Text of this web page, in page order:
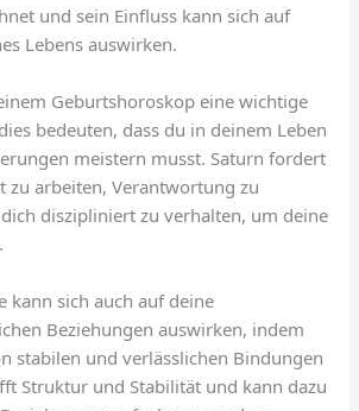
und sein Einfluss kann sich auf
Lebens auswirken.
Geburtshoroskop eine wichtige
bedeuten, dass du in deinem Leben
meistern musst. Saturn fordert
zu arbeiten, Verantwortung zu
diszipliniert zu verhalten, um deine
kann sich auch auf deine
Beziehungen auswirken, indem
stabilen und verlässlichen Bindungen
Struktur und Stabilität und kann dazu